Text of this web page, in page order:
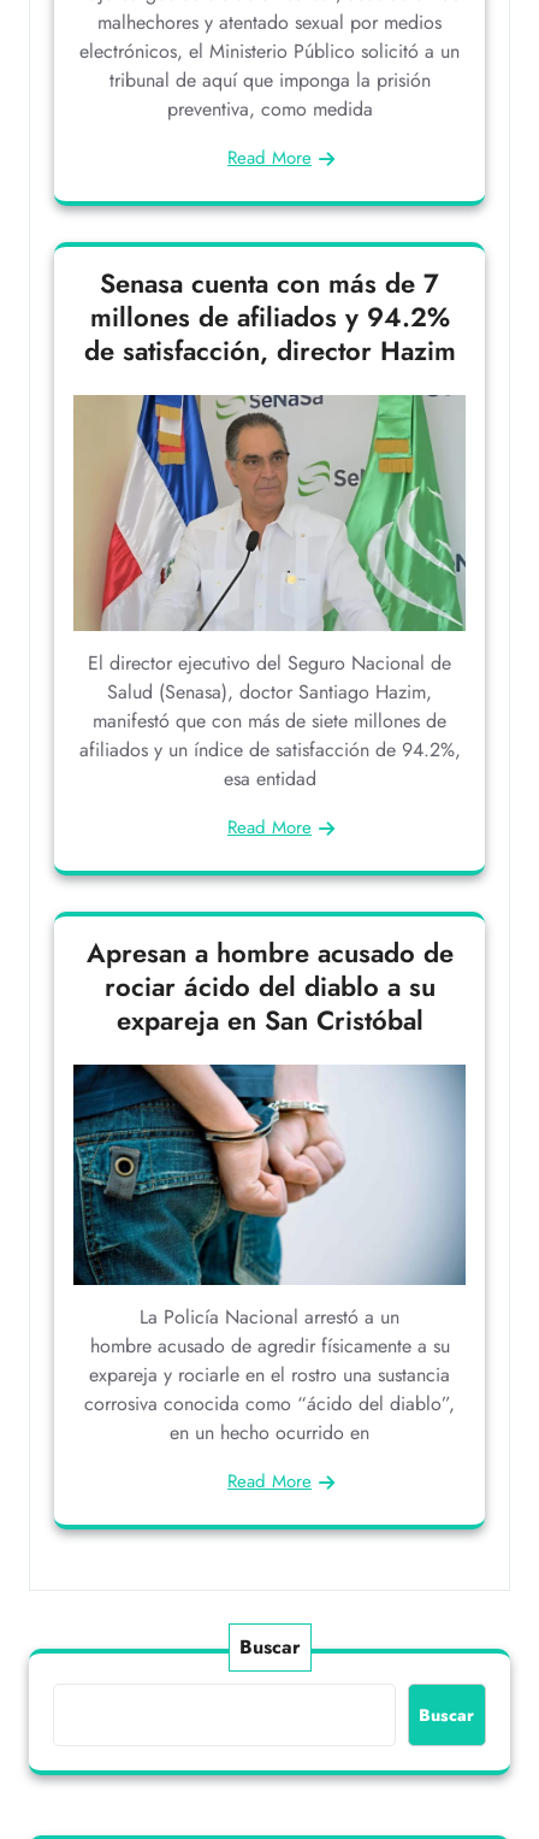
malhechores y atentado sexual por medios
electrónicos, el Ministerio Público solicitó a un
tribunal de aquí que imponga la prisión
preventiva, como medida
Read More
Senasa cuenta con más de 7
millones de afiliados y 94.2%
de satisfacción, director Hazim
El director ejecutivo del Seguro Nacional de
Salud (Senasa), doctor Santiago Hazim,
manifestó que con más de siete millones de
afiliados y un índice de satisfacción de 94.2%,
esa entidad
Read More
Apresan a hombre acusado de
rociar ácido del diablo a su
expareja en San Cristóbal
La Policía Nacional arrestó a un
hombre acusado de agredir físicamente a su
expareja y rociarle en el rostro una sustancia
corrosiva conocida como “ácido del diablo”,
en un hecho ocurrido en
Read More
Buscar
Buscar